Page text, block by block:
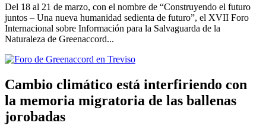
Del 18 al 21 de marzo, con el nombre de “Construyendo el futuro
juntos – Una nueva humanidad sedienta de futuro”, el XVII Foro
Internacional sobre Información para la Salvaguarda de la
Naturaleza de Greenaccord...
Cambio climático está interfiriendo con
la memoria migratoria de las ballenas
jorobadas